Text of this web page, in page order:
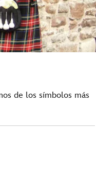
de los símbolos más